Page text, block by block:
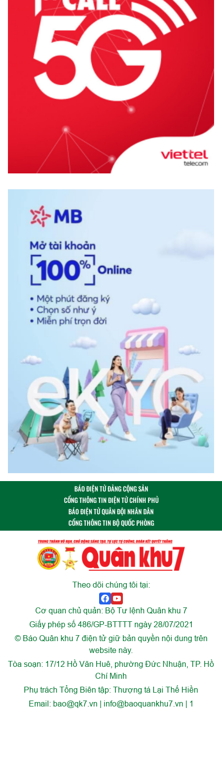
BÁO ĐIỆN TỬ ĐẢNG CỘNG SẢN
CỔNG THÔNG TIN ĐIỆN TỬ CHÍNH PHỦ
BÁO ĐIỆN TỬ QUÂN ĐỘI NHÂN DÂN
CỔNG THÔNG TIN BỘ QUỐC PHÒNG
Theo dõi chúng tôi tại:
Cơ quan chủ quản: Bộ Tư lệnh Quân khu 7
Giấy phép số 486/GP-BTTTT ngày 28/07/2021
© Báo Quân khu 7 điện tử giữ bản quyền nội dung trên
website này.
Tòa soạn: 17/12 Hồ Văn Huê, phường Đức Nhuận, TP. Hồ
Chí Minh
Phụ trách Tổng Biên tập: Thượng tá Lại Thế Hiền
Email: bao@qk7.vn | info@baoquankhu7.vn | 1